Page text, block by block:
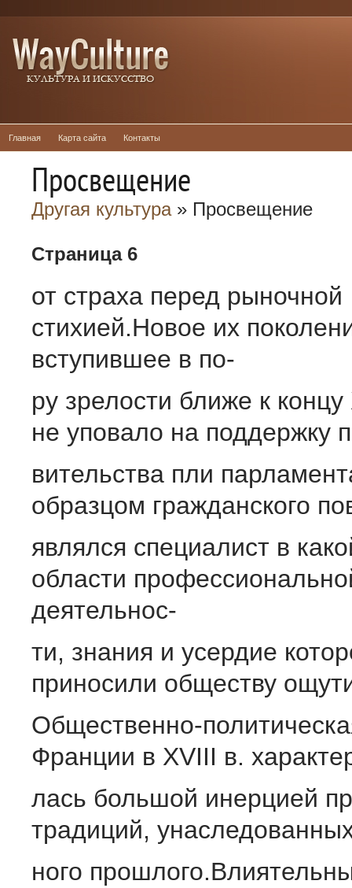
Главная Карта сайта Контакты
Просвещение
Другая культура» Просвещение
Страница 6
от страха перед рыночной
стихией.Новое их
вступившее в по-
ру зрелости ближе к
не уповало на поддержку
вительства пли
образцом гражданского
являлся специалист в
области
деятельнос-
ти, знания и усердие
приносили обществу
Общественно-
Франции в ХVIII в.
лась большой инерцией
традиций,
ного